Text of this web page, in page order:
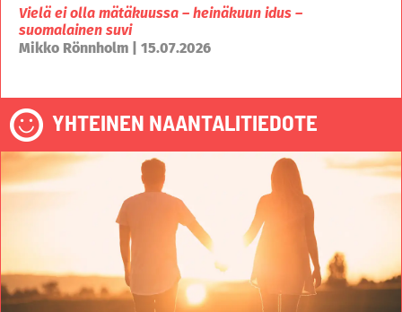
Vielä ei olla mätäkuussa – heinäkuun idus –
suomalainen suvi
Mikko Rönnholm | 15.07.2026
YHTEINEN NAANTALITIEDOTE